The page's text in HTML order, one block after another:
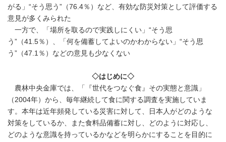
がる」“そう思う”（76.4％）など、有効な防災対策として評価する
意見が多くみられた
一方で、「場所を取るので実践しにくい」“そう思
う”（41.5％）、「何を備蓄してよいのかわからない」“そう思
う”（47.1％）などの意見も少なくない
◇はじめに◇
農林中央金庫では、「『世代をつなぐ食』その実態と意識」
（2004年）から、毎年継続して食に関する調査を実施していま
す。本年は近年頻発している災害に対して、日本人がどのような
対策をしているか、また食料品備蓄に対し、どのように対応し、
どのような意識を持っているかなどを明らかにすることを目的に